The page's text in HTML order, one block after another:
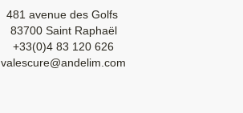
481 avenue des Golfs
83700 Saint Raphaël
+33(0)4 83 120 626
valescure@andelim.com